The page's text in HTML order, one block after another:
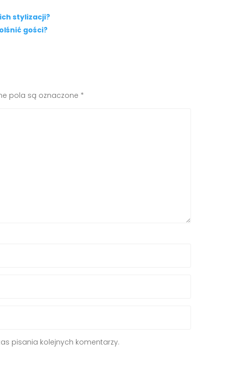
stylizacji?
gości?
pola są oznaczone *
pisania kolejnych komentarzy.